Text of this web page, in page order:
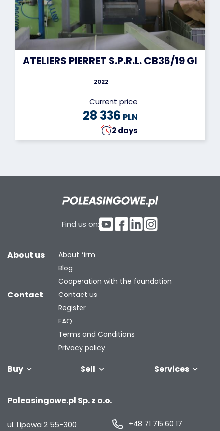
ATELIERS PIERRET S.P.R.L. CB36/19
2022
Current price
28 336 PLN
2 days
Find us on:
Buy Sell
your fleet
Services
About us
About firm
Blog
Cooperation with the foundation
Contact
Contact us
Register
FAQ
Terms and Conditions
Privacy policy
Poleasingowe.pl Sp. z o.o.
ul. Lipowa 2 55-300
+48 71 715 60 17